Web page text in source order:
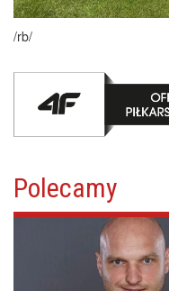
/rb/
Polecamy